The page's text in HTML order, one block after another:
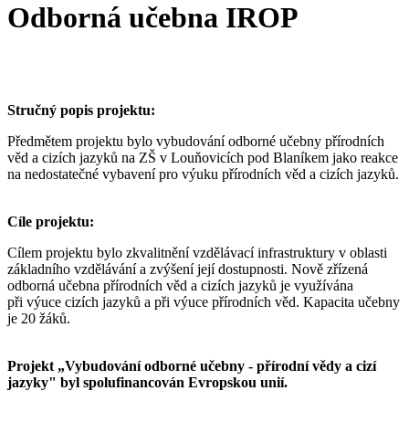
Odborná učebna IROP
Stručný popis projektu:
Předmětem projektu bylo vybudování odborné učebny přírodních
věd a cizích jazyků na ZŠ v Louňovicích pod Blaníkem jako reakce
na nedostatečné vybavení pro výuku přírodních věd a cizích jazyků.
Cíle projektu:
Cílem projektu bylo zkvalitnění vzdělávací infrastruktury v oblasti
základního vzdělávání a zvýšení její dostupnosti. Nově zřízená
odborná učebna přírodních věd a cizích jazyků je využívána
při výuce cizích jazyků a při výuce přírodních věd. Kapacita učebny
je 20 žáků.
Projekt „Vybudování odborné učebny - přírodní vědy a cizí
jazyky" byl spolufinancován Evropskou unií.